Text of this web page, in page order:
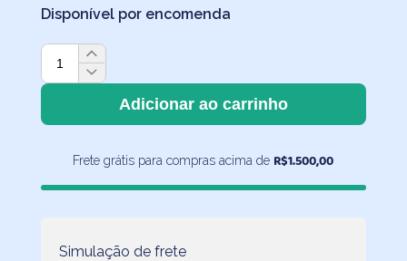
Disponível por encomenda
Saco
de
Suja
quantidade
Adicionar ao carrinho
Frete grátis para compras acima de R$1.500,00
Simulação de frete